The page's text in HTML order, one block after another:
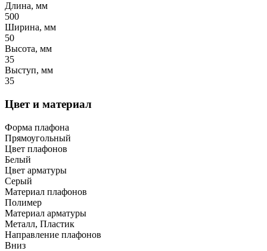
Длина, мм
500
Ширина, мм
50
Высота, мм
35
Выступ, мм
35
Цвет и материал
Форма плафона
Прямоугольный
Цвет плафонов
Белый
Цвет арматуры
Серый
Материал плафонов
Полимер
Материал арматуры
Металл, Пластик
Направление плафонов
Вниз